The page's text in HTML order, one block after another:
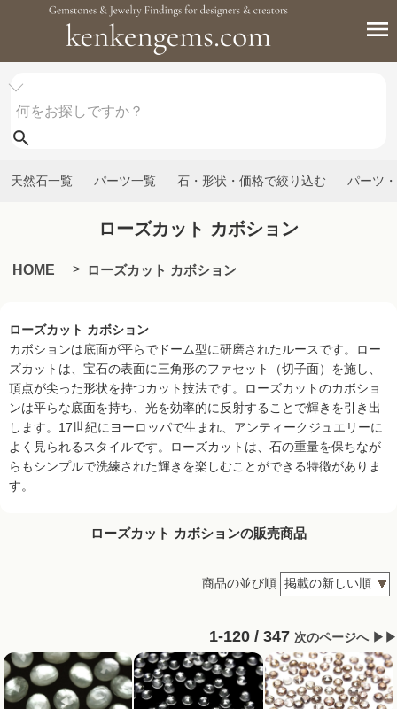
天然石一覧 パーツ一覧 石・形状・価格で絞り込む パーツ
ローズカット カボション
HOME ローズカット カボション
ローズカット カボション
カボションは底面が平らでドーム型に研磨されたルースです。ロー
ズカットは、宝石の表面に三角形のファセット（切子面）を施し、
頂点が尖った形状を持つカット技法です。ローズカットのカボショ
ンは平らな底面を持ち、光を効率的に反射することで輝きを引き出
します。17世紀にヨーロッパで生まれ、アンティークジュエリーに
よく見られるスタイルです。ローズカットは、石の重量を保ちなが
らもシンプルで洗練された輝きを楽しむことができる特徴がありま
す。
ローズカット カボションの販売商品
商品の並び順
1-120 / 347 次のページへ ▶▶